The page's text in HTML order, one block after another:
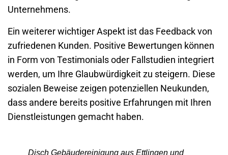
Unternehmens.
Ein weiterer wichtiger Aspekt ist das Feedback von
zufriedenen Kunden. Positive Bewertungen können
in Form von Testimonials oder Fallstudien integriert
werden, um Ihre Glaubwürdigkeit zu steigern. Diese
sozialen Beweise zeigen potenziellen Neukunden,
dass andere bereits positive Erfahrungen mit Ihren
Dienstleistungen gemacht haben.
Disch Gebäudereinigung aus Ettlingen und